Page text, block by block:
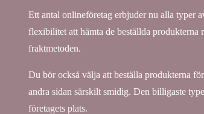
Ett antal onlineföretag erbjuder nu alla typer
flexibilitet att hämta de beställda produkterna
fraktmetoden.
Du bör också välja att beställa produkterna
andra sidan särskilt smidig. Den billigaste
företagets plats.